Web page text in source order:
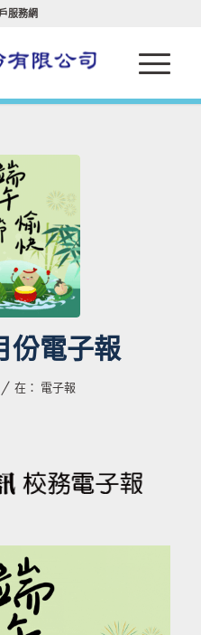
服務網
份電子報
/ 在： 電子報